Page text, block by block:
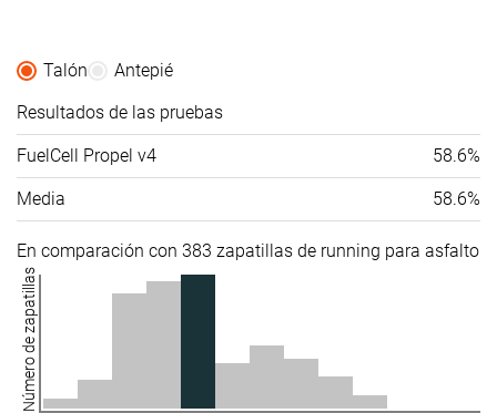
Talón
Antepié
Resultados de las pruebas
FuelCell Propel v4 58.6%
Media 58.6%
En comparación con 383 zapatillas de running para asfalto
Número de zapatillas